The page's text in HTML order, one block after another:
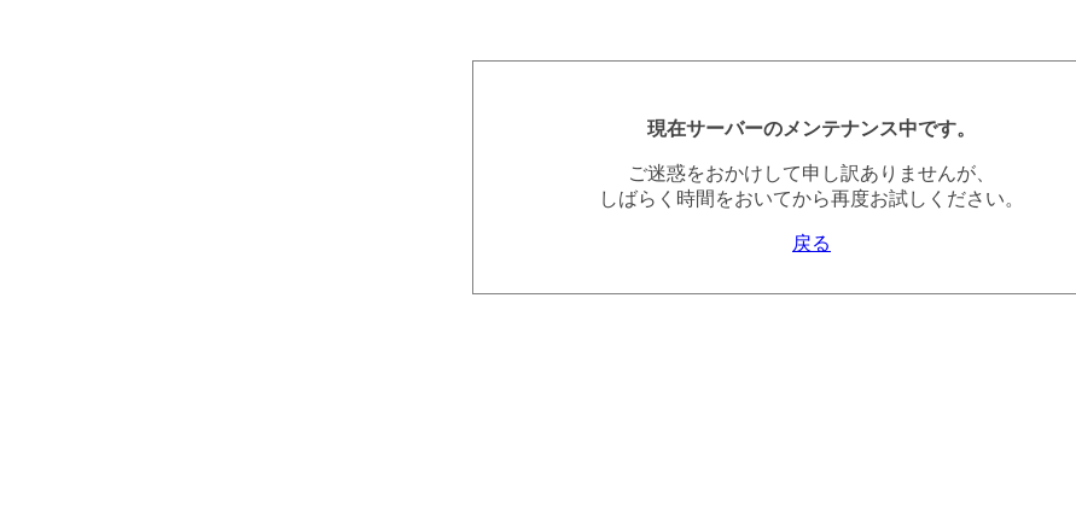
現在サーバーのメンテナンス中です。
ご迷惑をおかけして申し訳ありませんが、
しばらく時間をおいてから再度お試しください。
戻る